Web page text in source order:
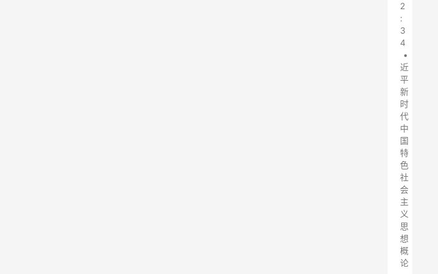
2
:
3
4
•
近
平
新
时
代
中
国
特
色
社
会
主
义
思
想
概
论